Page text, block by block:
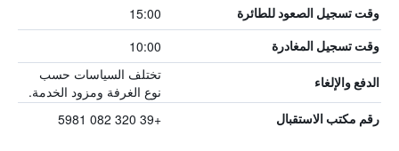
وقت تسجيل الصعود للطائرة 15:00
وقت تسجيل المغادرة 10:00
الدفع والإلغاء
تختلف السياسات حسب
نوع الغرفة ومزود الخدمة.
رقم مكتب الاستقبال +39 320 082 5981